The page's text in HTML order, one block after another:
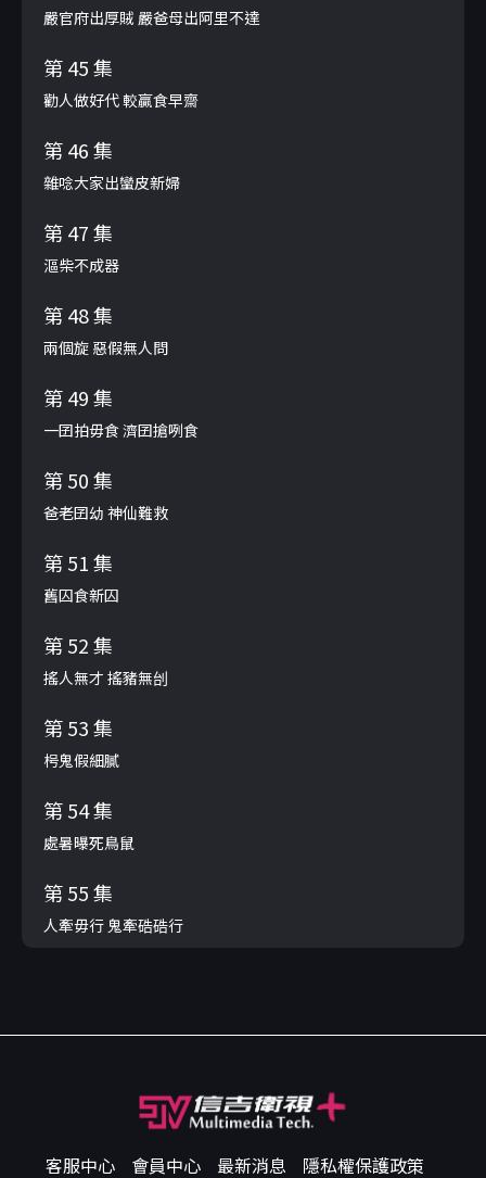
嚴官府出厚賊 嚴爸母出阿里不達
第 45 集
勸人做好代 較贏食早齋
第 46 集
雜唸大家出蠻皮新婦
第 47 集
漚柴不成器
第 48 集
兩個旋 惡假無人問
第 49 集
一囝拍毋食 濟囝搶咧食
第 50 集
爸老囝幼 神仙難救
第 51 集
舊囚食新囚
第 52 集
搖人無才 搖豬無刣
第 53 集
枵鬼假細膩
第 54 集
處暑曝死鳥鼠
第 55 集
人牽毋行 鬼牽硞硞行
客服中心 會員中心 最新消息 隱私權保護政策